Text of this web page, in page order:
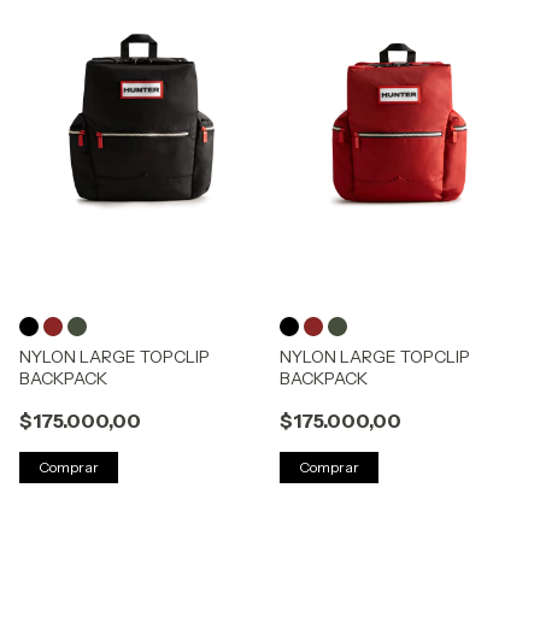
NYLON LARGE TOPCLIP
BACKPACK
$175.000,00
Comprar
NYLON LARGE TOPCLIP
BACKPACK
$175.000,00
Comprar